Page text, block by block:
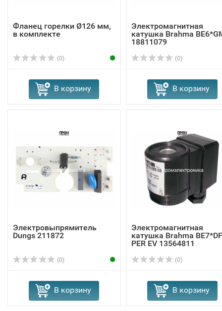
Фланец горелки Ø126 мм,
в комплекте
(0)
В корзину
Электромагнитная
катушка Brahma
18811079
(0)
В корзину
Электровыпрямитель
Dungs 211872
(0)
В корзину
Электромагнитная
катушка Brahma
PER EV 13564811
(0)
В корзину